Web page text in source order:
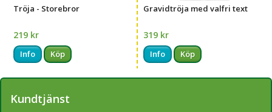
Tröja - Storebror
219 kr
Info Köp
Gravidtröja med valfri text
319 kr
Info Köp
Kundtjänst